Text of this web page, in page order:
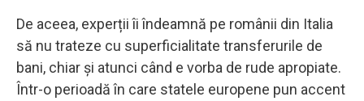
De aceea, experții îi îndeamnă pe românii din Italia
să nu trateze cu superficialitate transferurile de
bani, chiar și atunci când e vorba de rude apropiate.
Într-o perioadă în care statele europene pun accent